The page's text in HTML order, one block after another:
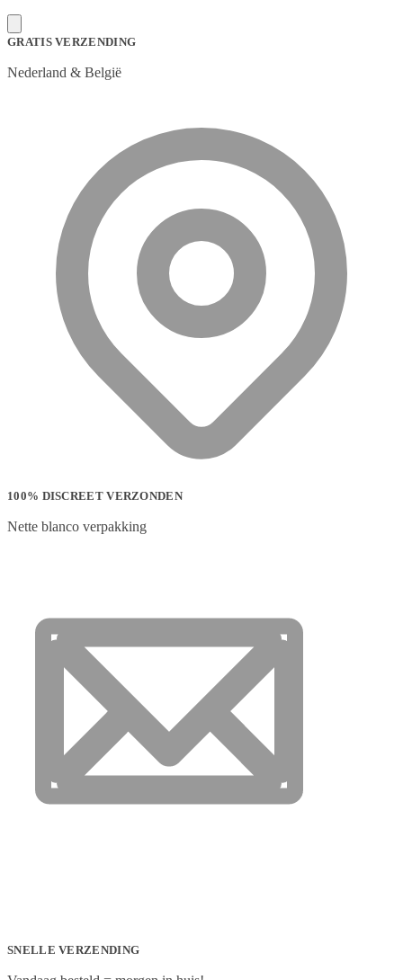
GRATIS VERZENDING
Nederland & België
100% DISCREET VERZONDEN
Nette blanco verpakking
SNELLE VERZENDING